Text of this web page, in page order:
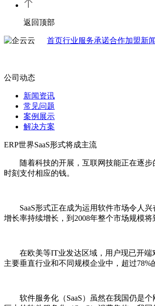
返回顶部
首页行业服务承诺合作加盟新
公司动态
新闻资讯
常见问题
案例展示
解决方案
ERP世界SaaS形式将成主流
随着科技的开展，互联网技能正在逐步
时刻支付相应的钱。
SaaS形式正在成为运用软件市场令人兴
增长率持续增长，到2008年整个市场规模将
在欧美等IT业发达区域，用户现已开端对
主要垂直行业和不同规模企业中，超过78%
软件服务化（SaaS）虽然在我国仍是个